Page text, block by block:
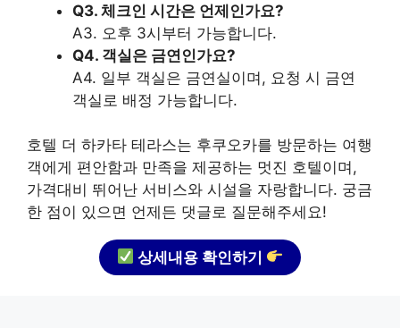
Q3. 체크인 시간은 언제인가요?
A3. 오후 3시부터 가능합니다.
Q4. 객실은 금연인가요?
A4. 일부 객실은 금연실이며, 요청 시 금연
객실로 배정 가능합니다.
호텔 더 하카타 테라스는 후쿠오카를 방문하는 여행
객에게 편안함과 만족을 제공하는 멋진 호텔이며,
가격대비 뛰어난 서비스와 시설을 자랑합니다. 궁금
한 점이 있으면 언제든 댓글로 질문해주세요!
상세내용 확인하기